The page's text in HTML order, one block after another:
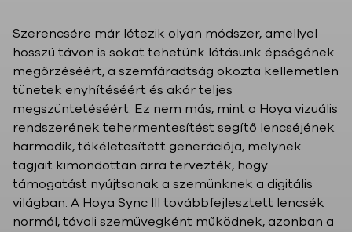
Szerencsére már létezik olyan módszer, amellyel
hosszú távon is sokat tehetünk látásunk épségének
megőrzéséért, a szemfáradtság okozta kellemetlen
tünetek enyhítéséért és akár teljes
megszüntetéséért. Ez nem más, mint a Hoya vizuális
rendszerének tehermentesítést segítő lencséjének
harmadik, tökéletesített generációja, melynek
tagjait kimondottan arra tervezték, hogy
támogatást nyújtsanak a szemünknek a digitális
világban. A Hoya Sync III továbbfejlesztett lencsék
normál, távoli szemüvegként működnek, azonban a